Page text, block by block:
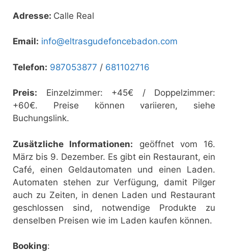
Adresse: Calle Real
Email: info@eltrasgudefoncebadon.com
Telefon: 987053877 / 681102716
Preis: Einzelzimmer: +45€ / Doppelzimmer:
+60€. Preise können variieren, siehe
Buchungslink.
Zusätzliche Informationen: geöffnet vom 16.
März bis 9. Dezember. Es gibt ein Restaurant, ein
Café, einen Geldautomaten und einen Laden.
Automaten stehen zur Verfügung, damit Pilger
auch zu Zeiten, in denen Laden und Restaurant
geschlossen sind, notwendige Produkte zu
denselben Preisen wie im Laden kaufen können.
Booking: